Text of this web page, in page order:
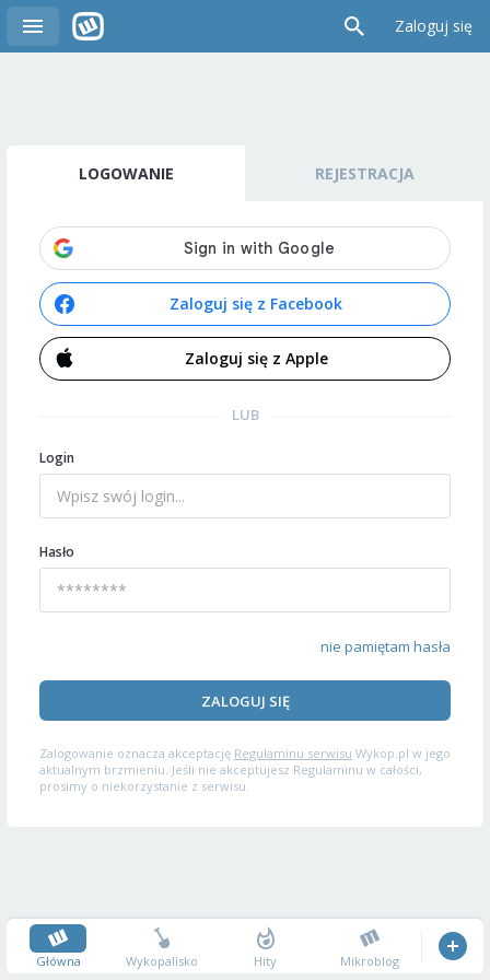
Zaloguj się
LOGOWANIE REJESTRACJA
Zaloguj się z Facebook
Zaloguj się z Apple
LUB
Login
Hasło
nie pamiętam hasła
ZALOGUJ SIĘ
Zalogowanie oznacza akceptację Regulaminu serwisu Wykop.pl w jego
aktualnym brzmieniu. Jeśli nie akceptujesz Regulaminu w całości,
prosimy o niekorzystanie z serwisu.
Główna Wykopalisko Hity Mikroblog